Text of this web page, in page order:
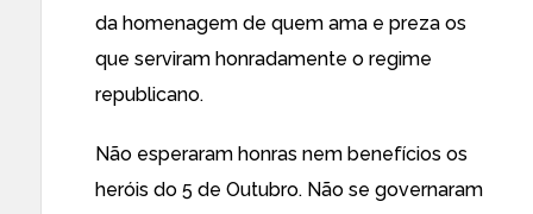
da homenagem de quem ama e preza os
que serviram honradamente o regime
republicano.
Não esperaram honras nem benefícios os
heróis do 5 de Outubro. Não se governaram